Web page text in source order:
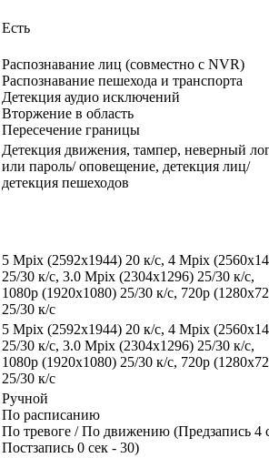
Есть
Распознавание лиц (совместно с NVR)
Распознавание пешехода и транспорта
Детекция аудио исключений
Вторжение в область
Пересечение границы
Детекция движения, тампер, неверный
или пароль/ оповещение, детекция лиц/
детекция пешеходов
5 Mpix (2592x1944) 20 к/с, 4 Mpix
25/30 к/с, 3.0 Mpix (2304x1296) 25/30 к/с,
1080p (1920x1080) 25/30 к/с, 720p
25/30 к/с
5 Mpix (2592x1944) 20 к/с, 4 Mpix
25/30 к/с, 3.0 Mpix (2304x1296) 25/30 к/с,
1080p (1920x1080) 25/30 к/с, 720p
25/30 к/с
Ручной
По расписанию
По тревоге / По движению (Предзапись 4
Постзапись 0 сек - 30)